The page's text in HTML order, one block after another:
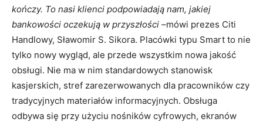
kończy. To nasi klienci podpowiadają nam, jakiej
bankowości oczekują w przyszłości –mówi prezes Citi
Handlowy, Sławomir S. Sikora. Placówki typu Smart to nie
tylko nowy wygląd, ale przede wszystkim nowa jakość
obsługi. Nie ma w nim standardowych stanowisk
kasjerskich, stref zarezerwowanych dla pracowników czy
tradycyjnych materiałów informacyjnych. Obsługa
odbywa się przy użyciu nośników cyfrowych, ekranów